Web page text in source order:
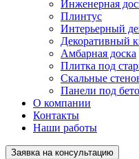
Инженерная
Плинтус
Интерьерный
Декоративный
Амбарная доска
Плитка под
Скальные
Панели под
О компании
Контакты
Наши работы
Заявка на консультацию